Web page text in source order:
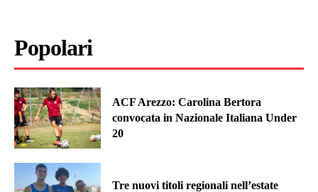
Popolari
ACF Arezzo: Carolina Bertora
convocata in Nazionale Italiana Under
20
Tre nuovi titoli regionali nell’estate